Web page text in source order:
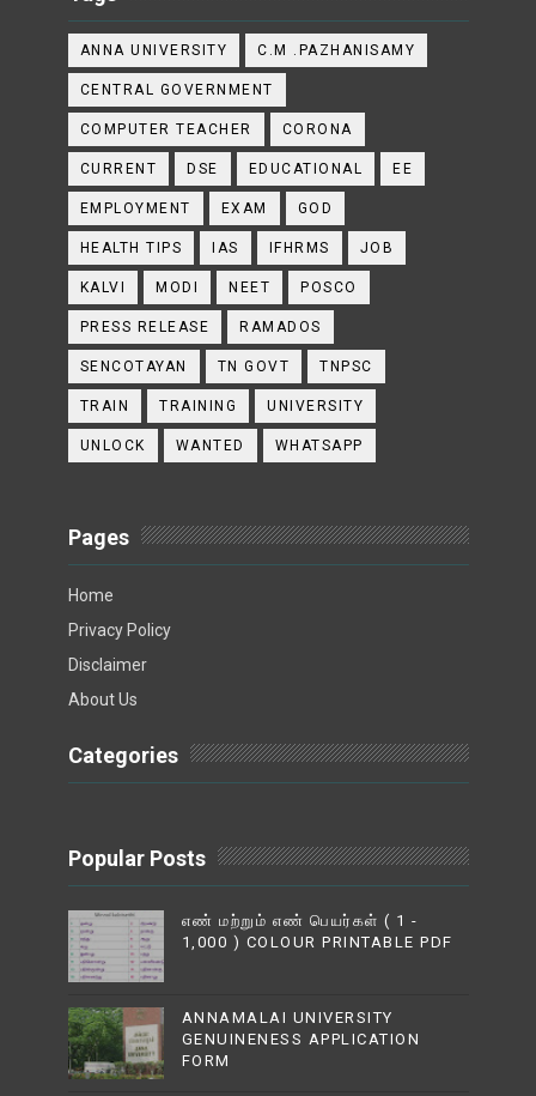
ANNA UNIVERSITY C.M .PAZHANISAMY
CENTRAL GOVERNMENT
COMPUTER TEACHER CORONA
CURRENT DSE EDUCATIONAL EE
EMPLOYMENT EXAM GOD
HEALTH TIPS IAS IFHRMS JOB
KALVI MODI NEET POSCO
PRESS RELEASE RAMADOS
SENCOTAYAN TN GOVT TNPSC
TRAIN TRAINING UNIVERSITY
UNLOCK WANTED WHATSAPP
Pages
Home
Privacy Policy
Disclaimer
About Us
Categories
Popular Posts
எண் மற்றும் எண் பெயர்கள் ( 1 -
1,000 ) COLOUR PRINTABLE PDF
ANNAMALAI UNIVERSITY
GENUINENESS APPLICATION
FORM